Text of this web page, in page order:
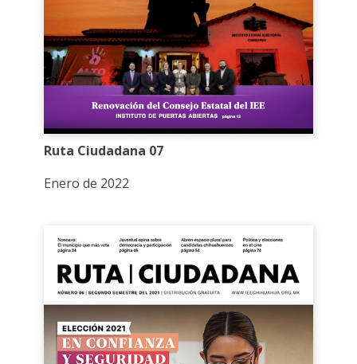
Ruta Ciudadana 07
Enero de 2022